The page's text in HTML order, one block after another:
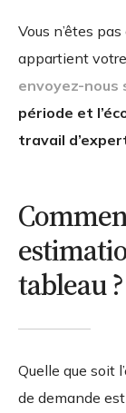
Vous n’êtes
appartient votre
envoyez-nous
période et
travail
tableau ?
Quelle que soit
de demande